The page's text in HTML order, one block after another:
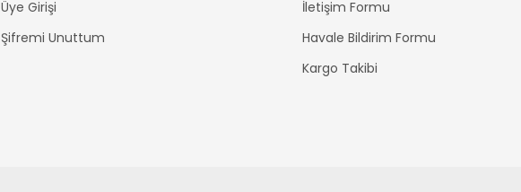
Üye Girişi
Şifremi Unuttum
İletişim Formu
Havale Bildirim Formu
Kargo Takibi